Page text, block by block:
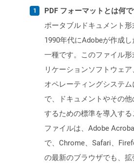
PDF フォーマットとは何
ポータブルドキュメント形
1990年代にAdobeが作成
一種です。このファイル
リケーションソフトウェア
オペレーティングシステ
で、ドキュメントやその
するための標準を導入する
ファイルは、Adobe
で、Chrome、Safari、
の最新のブラウザでも、